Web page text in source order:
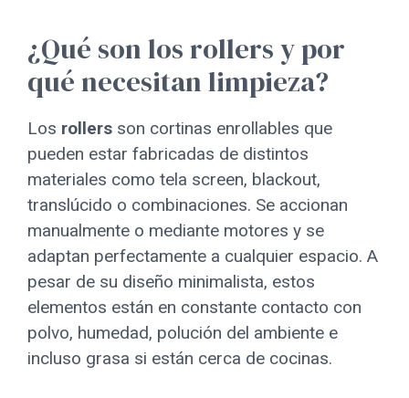
¿Qué son los rollers y por
qué necesitan limpieza?
Los rollers son cortinas enrollables que
pueden estar fabricadas de distintos
materiales como tela screen, blackout,
translúcido o combinaciones. Se accionan
manualmente o mediante motores y se
adaptan perfectamente a cualquier espacio. A
pesar de su diseño minimalista, estos
elementos están en constante contacto con
polvo, humedad, polución del ambiente e
incluso grasa si están cerca de cocinas.